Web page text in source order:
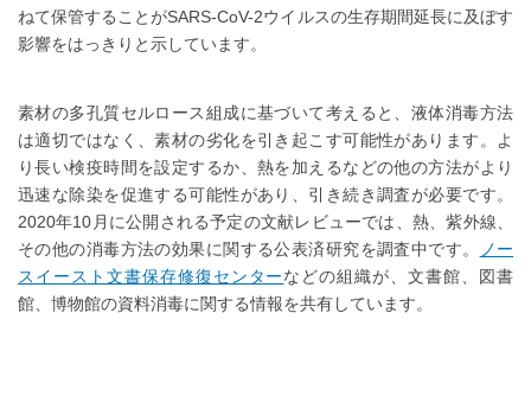
ねて保管することがSARS-CoV-2ウイルスの生存期間延長に及ぼす
影響をはっきりと示しています。
素材の多孔質セルロース組成に基づいて考えると、液体消毒方法
は適切ではなく、素材の劣化を引き起こす可能性があります。よ
り長い検疫時間を設定するか、熱を加えるなどの他の方法がより
迅速な除染を促進する可能性があり、引き続き調査が必要です。
2020年10月に公開される予定の文献レビューでは、熱、紫外線、
その他の消毒方法の効果に関する公表済研究を調査中です。
ノー
スイースト文書保存修復センターなどの組織が、文書館、図書
館、博物館の資料消毒に関する情報を共有しています。